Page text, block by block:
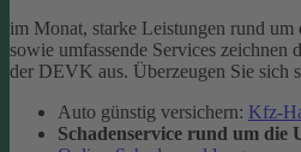
im Monat, starke Leistungen rund
sowie umfassende Services zeichnen
der DEVK aus. Überzeugen Sie sich
Auto günstig versichern: Kfz-​
Schadenservice rund um